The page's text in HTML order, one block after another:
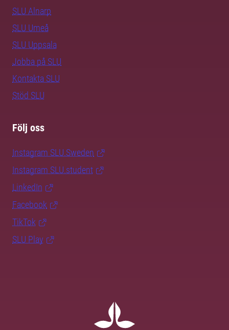
SLU Alnarp
SLU Umeå
SLU Uppsala
Jobba på SLU
Kontakta SLU
Stöd SLU
Följ oss
Instagram SLU.Sweden
Instagram SLU.student
LinkedIn
Facebook
TikTok
SLU Play